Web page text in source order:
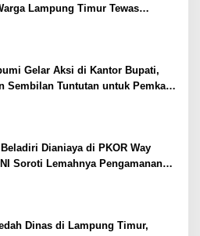
Lampung Timur Tewas
Gelar Aksi di Kantor Bupati,
Sembilan Tuntutan untuk Pemkab
Dianiaya di PKOR Way
Soroti Lemahnya Pengamanan
Dinas di Lampung Timur,